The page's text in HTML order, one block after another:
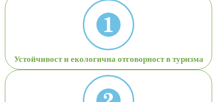
Устойчивост и екологична отговорност в туризма